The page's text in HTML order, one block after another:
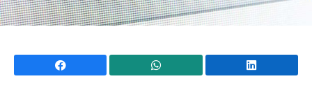
Facebook WhatsApp